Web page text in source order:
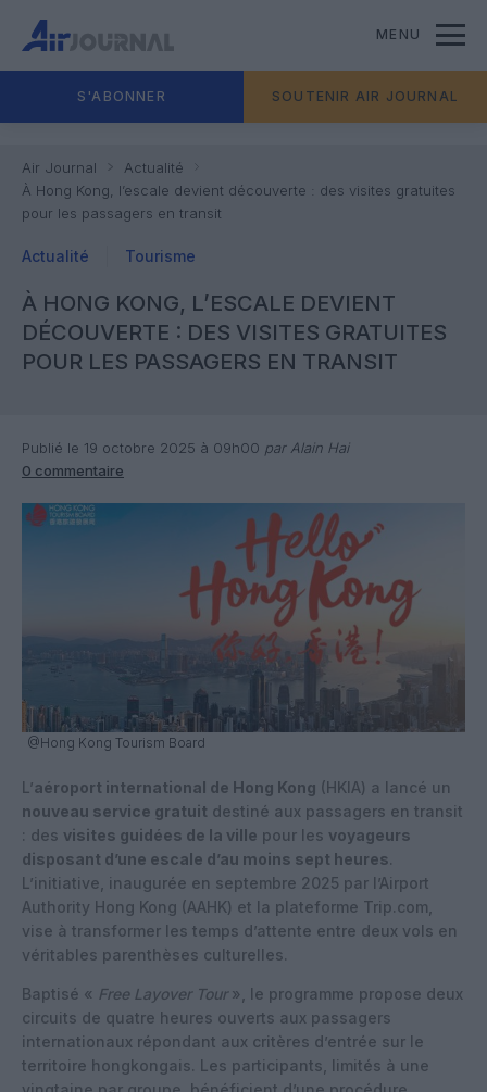
MENU
S'ABONNER SOUTENIR AIR JOURNAL
Air Journal
Actualité
À Hong Kong, l’escale devient découverte : des visites gratuites
pour les passagers en transit
Actualité Tourisme
À HONG KONG, L’ESCALE DEVIENT
DÉCOUVERTE : DES VISITES GRATUITES
POUR LES PASSAGERS EN TRANSIT
Publié le 19 octobre 2025 à 09h00 par Alain Hai
0 commentaire
@Hong Kong Tourism Board
L’aéroport international de Hong Kong (HKIA) a lancé un
nouveau service gratuit destiné aux passagers en transit
: des visites guidées de la ville pour les voyageurs
disposant d’une escale d’au moins sept heures.
L’initiative, inaugurée en septembre 2025 par l’Airport
Authority Hong Kong (AAHK) et la plateforme Trip.com,
vise à transformer les temps d’attente entre deux vols en
véritables parenthèses culturelles.​
Baptisé « Free Layover Tour», le programme propose deux
circuits de quatre heures ouverts aux passagers
internationaux répondant aux critères d’entrée sur le
territoire hongkongais. Les participants, limités à une